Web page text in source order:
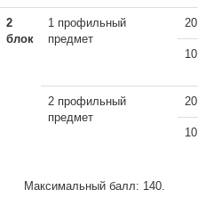
2
блок
1 профильный
предмет
20
10
2 профильный
предмет
20
10
Максимальный балл: 140.